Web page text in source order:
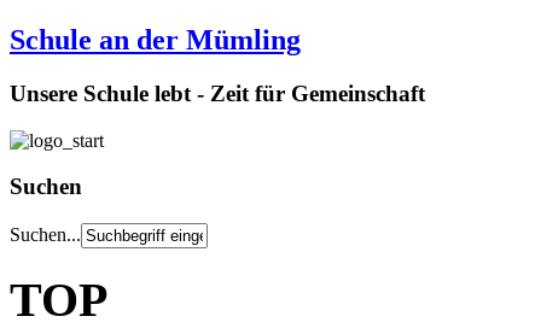
Schule an der Mümling
Unsere Schule lebt - Zeit für Gemeinschaft
Suchen
Suchen...
TOP